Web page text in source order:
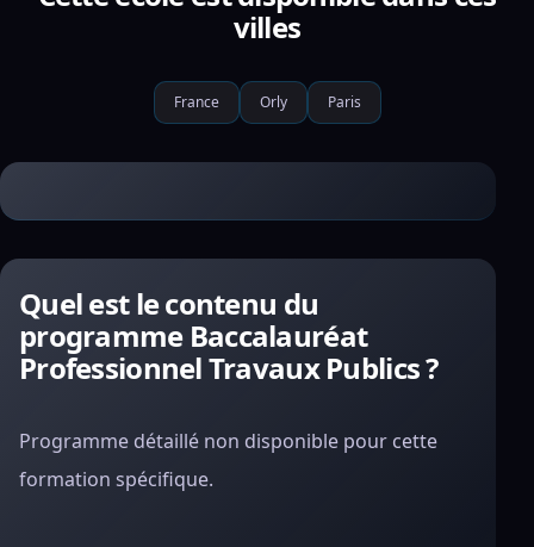
villes
France Orly Paris
Quel est le contenu du
programme Baccalauréat
Professionnel Travaux Publics ?
Programme détaillé non disponible pour cette
formation spécifique.